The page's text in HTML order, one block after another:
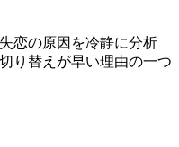
恋の原因を冷静に分析
り替えが早い理由の一つ